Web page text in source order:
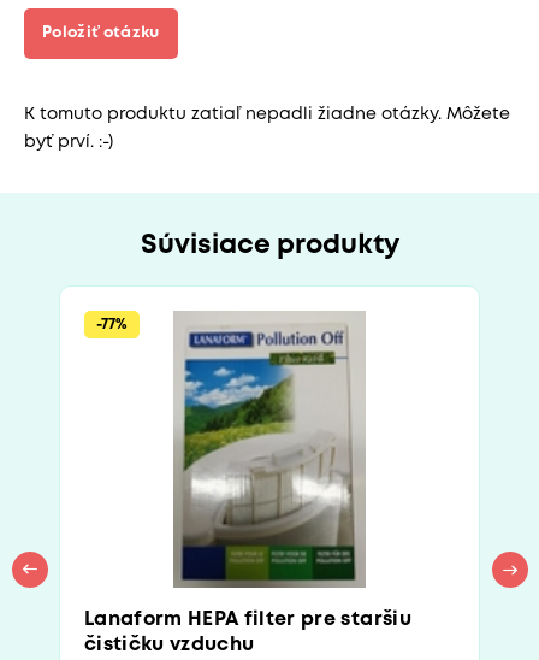
Položiť otázku
K tomuto produktu zatiaľ nepadli žiadne otázky. Môžete
byť prví. :-)
Súvisiace produkty
-77%
Lanaform HEPA filter pre staršiu
čističku vzduchu